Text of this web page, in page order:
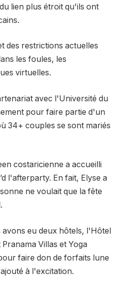
lien plus étroit qu'ils ont
des restrictions actuelles
les foules, les
virtuelles.
avec l'Université du
pour faire partie d'un
34+ couples se sont mariés
costaricienne a accueilli
l'afterparty. En fait, Elyse a
ne voulait que la fête
avons eu deux hôtels, l'Hôtel
Villas et Yoga
faire don de forfaits lune
à l'excitation.